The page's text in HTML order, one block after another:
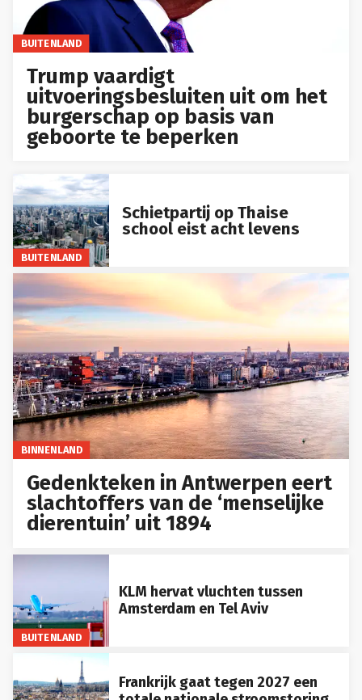
BUITENLAND
Trump vaardigt
uitvoeringsbesluiten uit om het
burgerschap op basis van
geboorte te beperken
BUITENLAND
Schietpartij op Thaise
school eist acht levens
BINNENLAND
Gedenkteken in Antwerpen eert
slachtoffers van de ‘menselijke
dierentuin’ uit 1894
BUITENLAND
KLM hervat vluchten tussen
Amsterdam en Tel Aviv
Frankrijk gaat tegen 2027 een